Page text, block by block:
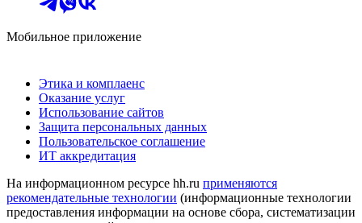
Мобильное приложение
Этика и комплаенс
Оказание услуг
Использование сайтов
Защита персональных данных
Пользовательское соглашение
ИТ аккредитация
На информационном ресурсе hh.ru применяются
рекомендательные технологии (информационные технологии
предоставления информации на основе сбора, систематизации